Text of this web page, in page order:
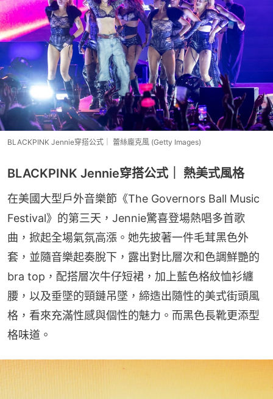
BLACKPINK Jennie穿搭公式｜ 蕾絲龐克風 (Getty Images)
BLACKPINK Jennie穿搭公式｜ 熱美式風格
在美國大型戶外音樂節《The Governors Ball Music
Festival》的第三天，Jennie驚喜登場熱唱多首歌
曲，掀起全場氣氛高漲。她先披著一件毛茸黑色外
套，並隨音樂起奏脫下，露出對比層次和色調鮮艷的
bra top，配搭層次牛仔短裙，加上藍色格紋恤衫纏
腰，以及垂墜的頸鏈吊墜，締造出隨性的美式街頭風
格，看來充滿性感與個性的魅力。而黑色長靴更添型
格味道。